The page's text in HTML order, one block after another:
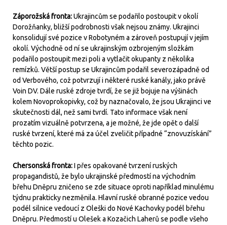
Záporožská fronta:Ukrajincům se podařilo postoupit v okolí
Dorožňanky, bližší podrobnosti však nejsou známy. Ukrajinci
konsolidují své pozice v Robotyném a zároveň postupují v jejím
okolí. Východně od ní se ukrajinským ozbrojeným složkám
podařilo postoupit mezi poli a vytlačit okupanty z několika
remízků. Větší postup se Ukrajincům podařil severozápadně od
od Verbového, což potvrzují i některé ruské kanály, jako právě
Voin DV. Dále ruské zdroje tvrdí, že se již bojuje na výšinách
kolem Novoprokopivky, což by naznačovalo, že jsou Ukrajinci ve
skutečnosti dál, než sami tvrdí. Tato informace však není
prozatím vizuálně potvrzena, a je možné, že jde opět o další
ruské tvrzení, které má za účel zveličit případné “znovuzískání”
těchto pozic.
Chersonská fronta:I přes opakované tvrzení ruských
propagandistů, že bylo ukrajinské předmostí na východním
břehu Dněpru zničeno se zde situace oproti například minulému
týdnu prakticky nezměnila. Hlavní ruské obranné pozice vedou
podél silnice vedoucí z Oleški do Nové Kachovky podél břehu
Dněpru. Předmostí u Olešek a Kozačich Laherů se podle všeho